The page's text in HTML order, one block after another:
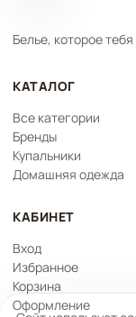
Белье, которое
КАТАЛОГ
Все категории
Бренды
Купальники
Домашняя одежда
КАБИНЕТ
Вход
Избранное
Корзина
Оформление